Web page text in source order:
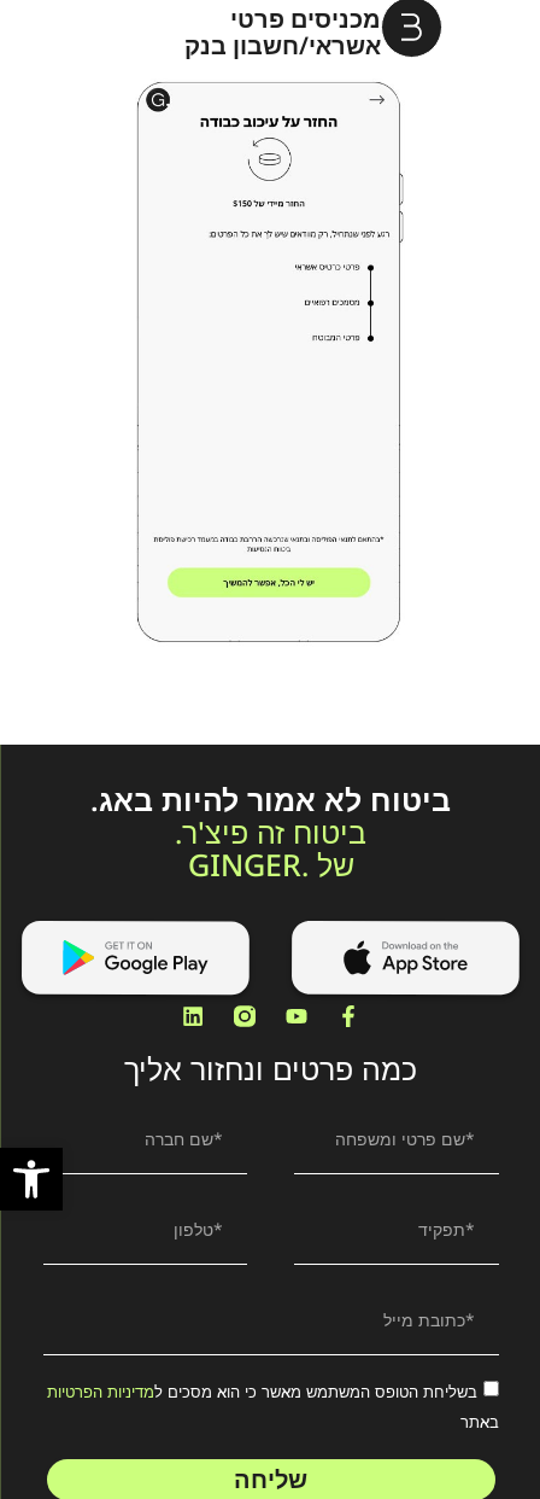
פתח
מכניסים פרטי
אשראי/חשבון בנק
ביטוח לא אמור להיות באג.
ביטוח זה פיצ'ר.
של .GINGER
כמה פרטים ונחזור אליך
בשליחת הטופס המשתמש מאשר כי הוא מסכים למדיניות הפרטיות
באתר
שליחה